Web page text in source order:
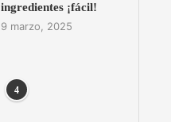
ingredientes ¡fácil!
9 marzo, 2025
4